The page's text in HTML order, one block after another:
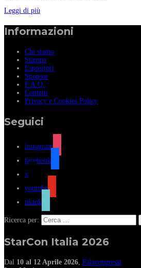
Leggi di più
Informazioni
Chi siamo
Stampa
Espositori
Sponsor
F.A.Q.
Contatti
Privacy e Cookies Policy
Seguici
instagram
facebook
x
youtube
tiktok
Ricerca per:
StarCon Italia 2026
Dal 10 al 12 Aprile 2026, Palacongressi